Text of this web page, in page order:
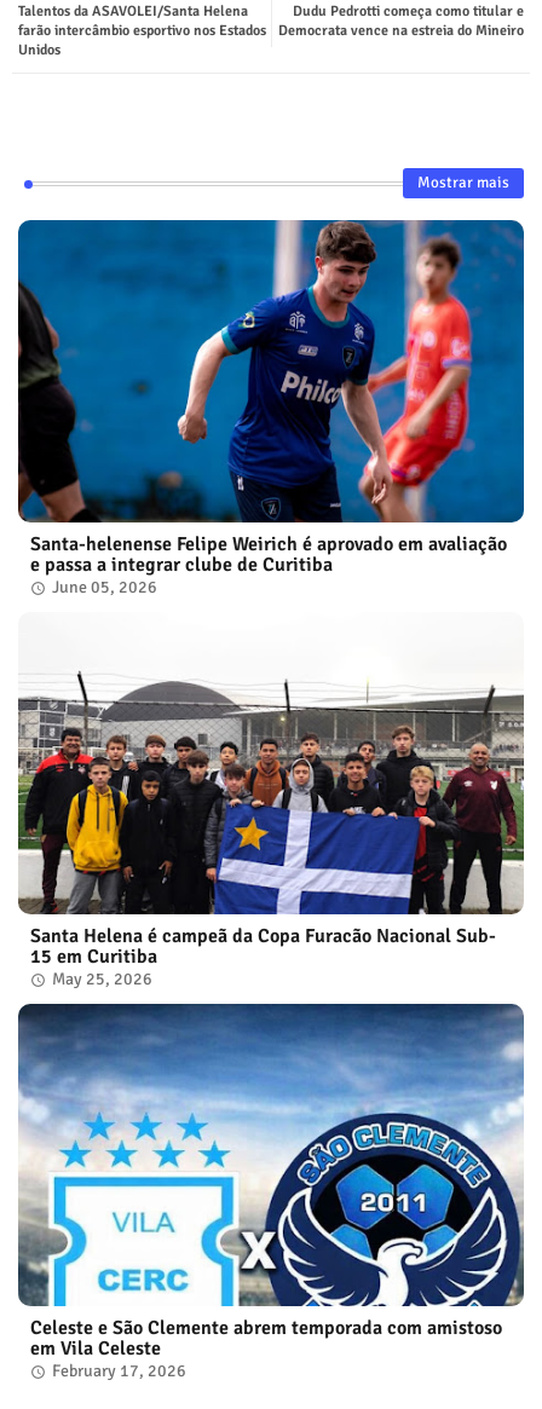
Dudu Pedrotti começa como titular e
Democrata vence na estreia do Mineiro
Talentos da ASAVOLEI/Santa Helena
farão intercâmbio esportivo nos Estados
Unidos
Mostrar mais
Santa-helenense Felipe Weirich é aprovado em avaliação
e passa a integrar clube de Curitiba
June 05, 2026
Santa Helena é campeã da Copa Furacão Nacional Sub-
15 em Curitiba
May 25, 2026
Celeste e São Clemente abrem temporada com amistoso
em Vila Celeste
February 17, 2026